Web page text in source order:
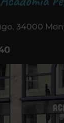
34000